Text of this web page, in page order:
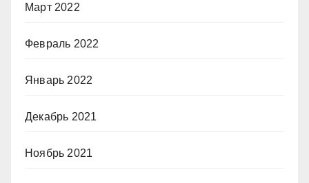
Март 2022
Февраль 2022
Январь 2022
Декабрь 2021
Ноябрь 2021